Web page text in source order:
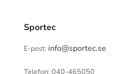
Sportec
E-post: info@sportec.se
Telefon: 040-465050